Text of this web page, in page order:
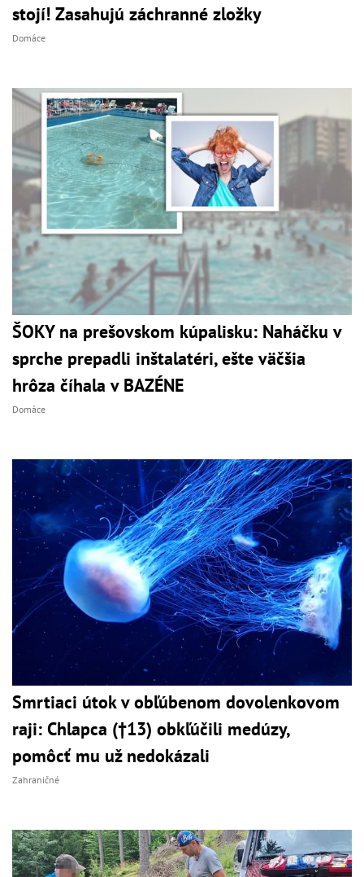
stojí! Zasahujú záchranné zložky
Domáce
ŠOKY na prešovskom kúpalisku: Naháčku v
sprche prepadli inštalatéri, ešte väčšia
hrôza číhala v BAZÉNE
Domáce
Smrtiaci útok v obľúbenom dovolenkovom
raji: Chlapca (†13) obkľúčili medúzy,
pomôcť mu už nedokázali
Zahraničné